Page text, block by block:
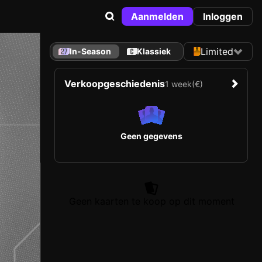
Aanmelden Inloggen
In-Season Klassiek Limited
Verkoopgeschiedenis1 week(€)
Geen gegevens